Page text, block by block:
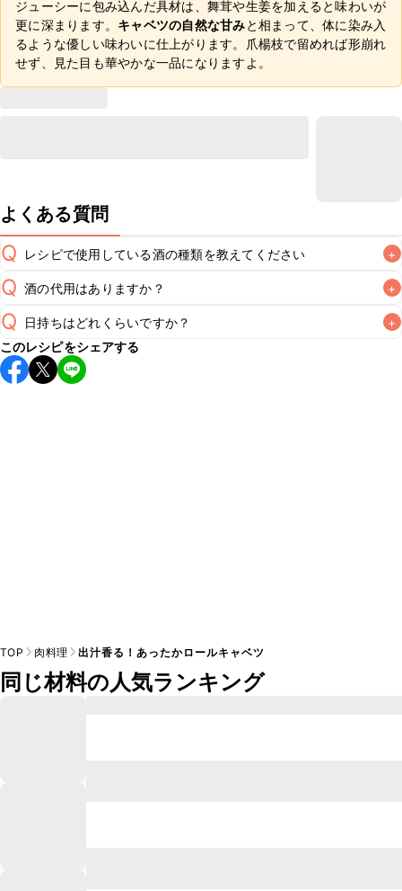
ジューシーに包み込んだ具材は、舞茸や生姜を加えると味わいが
更に深まります。 キャベツの自然な甘みと相まって、体に染み入
るような優しい味わいに仕上がります。爪楊枝で留めれば形崩れ
せず、見た目も華やかな一品になりますよ。
よくある質問
Q レシピで使用している酒の種類を教えてください +
A
Q 酒の代用はありますか？ +
A
Q 日持ちはどれくらいですか？ +
保存期間は冷蔵で翌日中が目安です。なるべくお早めにお召
し上がりください。
このレシピをシェアする
TOP 肉料理 出汁香る！あったかロールキャベツ
同じ材料の人気ランキング